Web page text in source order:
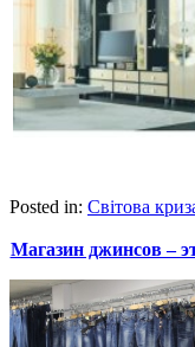
Posted in: Світова
Магазин джинсов –